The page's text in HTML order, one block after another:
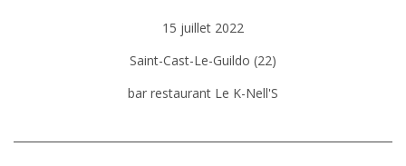
15 juillet 2022
Saint-Cast-Le-Guildo (22)
bar restaurant Le K-Nell'S